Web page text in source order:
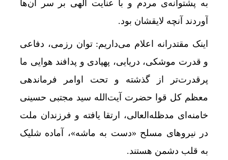
به پشتوانه‌ی مردم و با عنایت الهی بر سر آن‌ها
آوردند آنچه لایقشان بود.
اینک مقتدرانه اعلام می‌داریم: توان رزمی، دفاعی
و قدرت موشکی، دریایی، پهپادی و پدافند هوایی ما
پرقدرت‌تر از گذشته و تحت اوامر فرماندهی
معظم کل قوا حضرت آیت‌الله ‌سید مجتبی حسینی
خامنه‌ای مدظله‌العالی، ارتقا یافته و فرزندان ملت
در نیروهای مسلح «دست به ماشه»، آماده شلیک
به قلب دشمن هستند.